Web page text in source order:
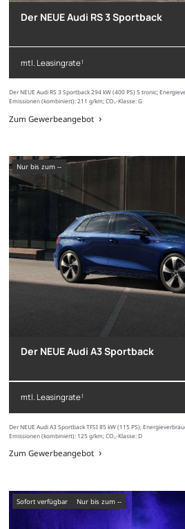
Der NEUE Audi RS 3 Sportback
mtl. Leasingrate1
Der NEUE Audi RS 3 Sportback 294 kW (400 PS) S tronic;
Emissionen (kombiniert): 211 g/km; CO₂-Klasse: G
Zum Gewerbeangebot
nur bis zum --
Der NEUE Audi A3 Sportback
mtl. Leasingrate1
Der NEUE Audi A3 Sportback TFSI 85 kW (115 PS);
Emissionen (kombiniert): 125 g/km; CO₂-Klasse: D
Zum Gewerbeangebot
sofort verfügbar nur bis zum --